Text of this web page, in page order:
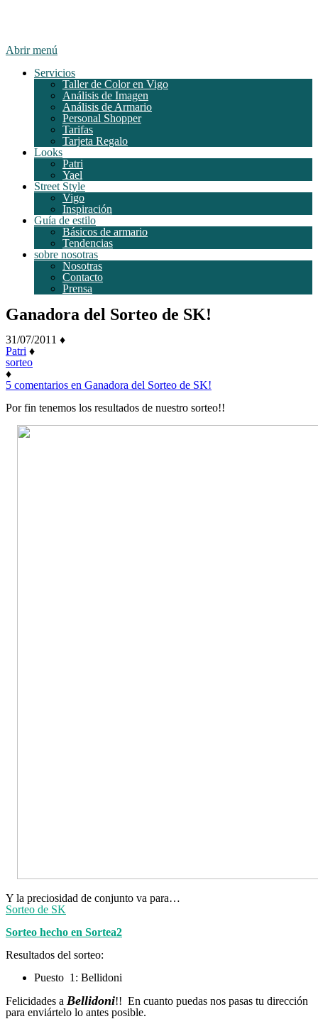
Abrir menú
Servicios
Taller de Color en Vigo
Análisis de Imagen
Análisis de Armario
Personal Shopper
Tarifas
Tarjeta Regalo
Looks
Patri
Yael
Street Style
Vigo
Inspiración
Guía de estilo
Básicos de armario
Tendencias
sobre nosotras
Nosotras
Contacto
Prensa
Ganadora del Sorteo de SK!
31/07/2011 ♦
Patri ♦
sorteo
♦
5 comentarios en Ganadora del Sorteo de SK!
Por fin tenemos los resultados de nuestro sorteo!!
Y la preciosidad de conjunto va para…
Sorteo de SK
Sorteo hecho en Sortea2
Resultados del sorteo:
Puesto 1: Bellidoni
Felicidades a Bellidoni!! En cuanto puedas nos pasas tu dirección
para enviártelo lo antes posible.